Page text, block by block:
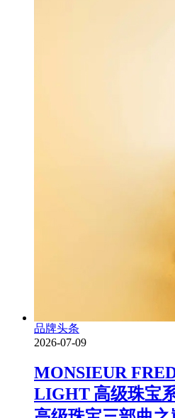
品牌头条
2026-07-09
MONSIEUR
LIGHT 高级珠宝